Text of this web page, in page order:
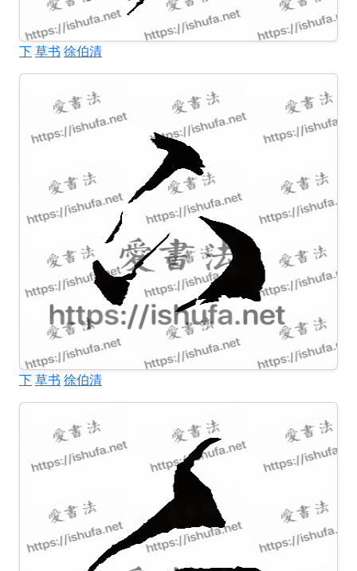
下草书 徐伯清
下草书 徐伯清